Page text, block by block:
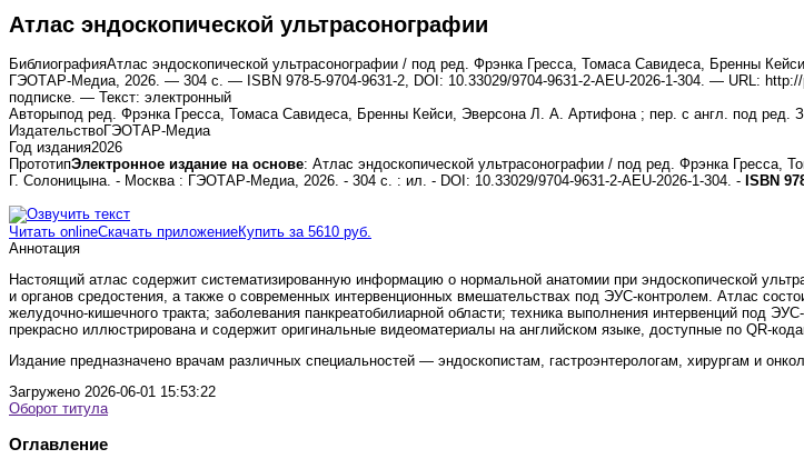
Атлас эндоскопической ультрасонографии
БиблиографияАтлас эндоскопической ультрасонографии / под ред. Фрэнка Гресса, Томаса Савидеса, Бренны
ГЭОТАР-Медиа, 2026. — 304 с. — ISBN 978-5-9704-9631-2, DOI: 10.33029/9704-9631-2-AEU-2026-1-304. — URL:
подписке. — Текст: электронный
Авторыпод ред. Фрэнка Гресса, Томаса Савидеса, Бренны Кейси, Эверсона Л. А. Артифона ; пер. с англ. под ред.
ИздательствоГЭОТАР-Медиа
Год издания2026
ПрототипЭлектронное издание на основе: Атлас эндоскопической ультрасонографии / под ред. Фрэнка
Г. Солоницына. - Москва : ГЭОТАР-Медиа, 2026. - 304 с. : ил. - DOI: 10.33029/9704-9631-2-AEU-2026-1-304. - ISBN
Читать onlineСкачать приложениеКупить за 5610 руб.
Аннотация
Настоящий атлас содержит систематизированную информацию о нормальной анатомии при эндоскопической
и органов средостения, а также о современных интервенционных вмешательствах под ЭУС-контролем. Атлас
желудочно-кишечного тракта; заболевания панкреатобилиарной области; техника выполнения интервенций под
прекрасно иллюстрирована и содержит оригинальные видеоматериалы на английском языке, доступные по QR-
Издание предназначено врачам различных специальностей — эндоскопистам, гастроэнтерологам, хирургам и
Загружено 2026-06-01 15:53:22
Оборот титула
Оглавление